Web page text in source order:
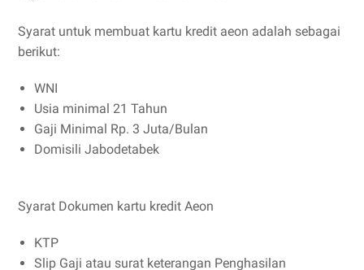
Syarat untuk membuat kartu kredit aeon adalah sebagai
berikut:
WNI
Usia minimal 21 Tahun
Gaji Minimal Rp. 3 Juta/Bulan
Domisili Jabodetabek
Syarat Dokumen kartu kredit Aeon
KTP
Slip Gaji atau surat keterangan Penghasilan